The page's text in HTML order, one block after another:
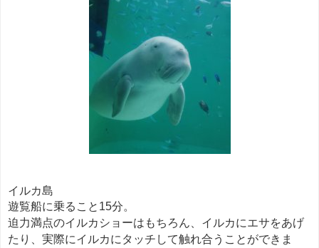
イルカ島
遊覧船に乗ること15分。
迫力満点のイルカショーはもちろん、イルカにエサをあげ
たり、実際にイルカにタッチして触れ合うことができま